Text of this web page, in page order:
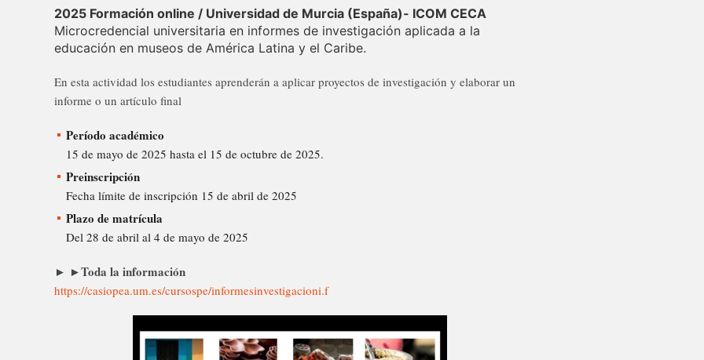
2025 Formación online / Universidad de Murcia (España)- ICOM CECA
Microcredencial universitaria en informes de investigación aplicada a la
educación en museos de América Latina y el Caribe.
En esta actividad los estudiantes aprenderán a aplicar proyectos de investigación y elaborar un
informe o un artículo final
Período académico
15 de mayo de 2025 hasta el 15 de octubre de 2025.
Preinscripción
Fecha límite de inscripción 15 de abril de 2025
Plazo de matrícula
Del 28 de abril al 4 de mayo de 2025
► ►Toda la información
https://casiopea.um.es/cursospe/informesinvestigacioni.f